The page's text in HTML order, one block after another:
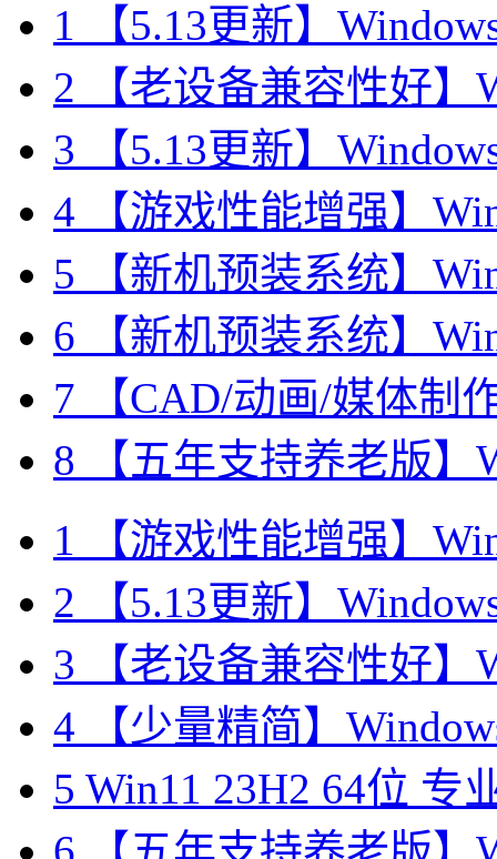
1 【5.13更新】
2 【老设备兼容性好】
3 【5.13更新】
4 【游戏性能增强】
5 【新机预装系统】
6 【新机预装系统】
7 【CAD/动画/媒体制
8 【五年支持养老版】
1 【游戏性能增强】
2 【5.13更新】
3 【老设备兼容性好】
4 【少量精简】
5 Win11 23H2 64位 专